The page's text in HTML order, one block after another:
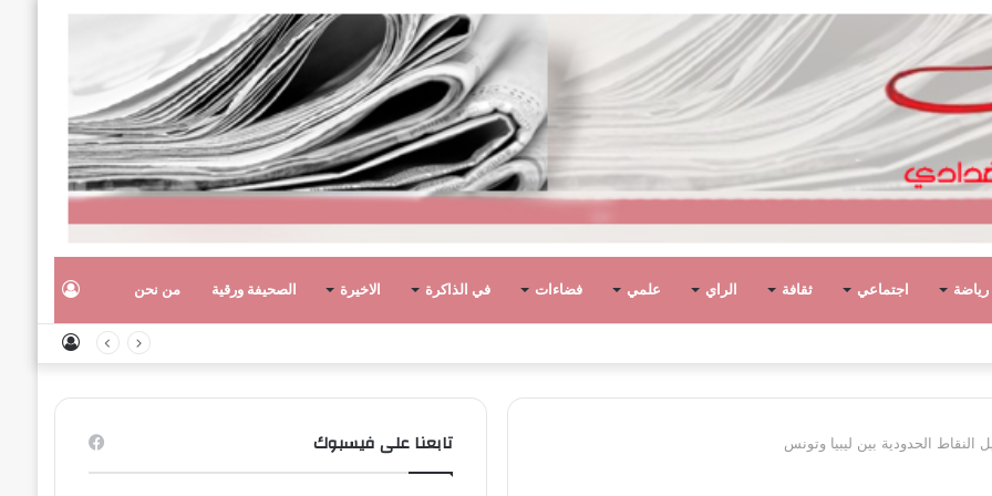
رياضة اجتماعي ثقافة الراي علمي فضاءات في الذاكرة الاخيرة الصحيفة ورقية من نحن
الحدودية بين ليبيا وتونس تابعنا على فيسبوك